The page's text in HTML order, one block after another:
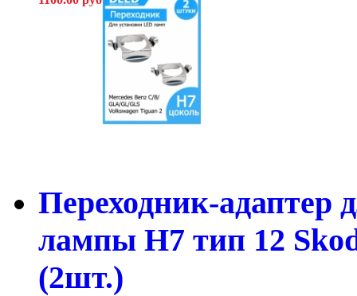
Переходник-адаптер
лампы H7 тип 12
(2шт.)